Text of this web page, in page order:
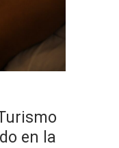
en la